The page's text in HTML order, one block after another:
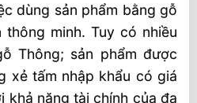
dùng sản phẩm bằng gỗ
minh. Tuy có nhiều
Thông; sản phẩm được
xẻ tấm nhập khẩu có giá
khả năng tài chính của đa